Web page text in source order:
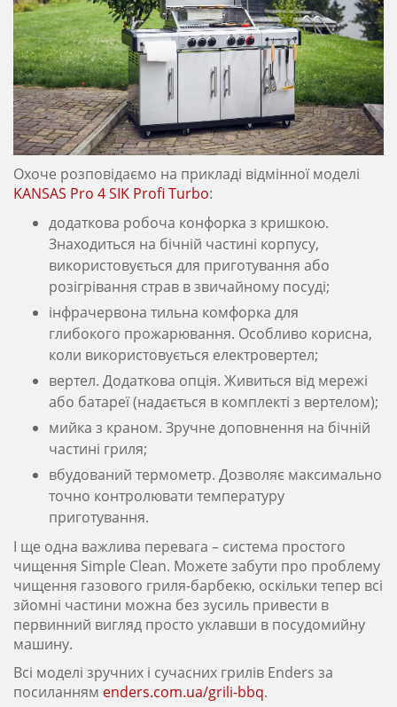
Охоче ​​розповідаємо на прикладі відмінної моделі
KANSAS Pro 4 SIK Profi Turbo:
додаткова робоча конфорка з кришкою.
Знаходиться на бічній частині корпусу,
використовується для приготування або
розігрівання страв в звичайному посуді;
інфрачервона тильна комфорка для
глибокого прожарювання. Особливо корисна,
коли використовується електровертел;
вертел. Додаткова опція. Живиться від мережі
або батареї (надається в комплекті з вертелом);
мийка з краном. Зручне доповнення на бічній
частині гриля;
вбудований термометр. Дозволяє максимально
точно контролювати температуру
приготування.
І ще одна важлива перевага – система простого
чищення Simple Clean. Можете забути про проблему
чищення газового гриля-барбекю, оскільки тепер всі
зйомні частини можна без зусиль привести в
первинний вигляд просто уклавши в посудомийну
машину.
Всі моделі зручних і сучасних грилів Enders за
посиланням enders.com.ua/grili-bbq.